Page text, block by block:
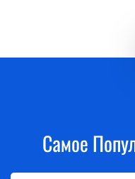
Самое